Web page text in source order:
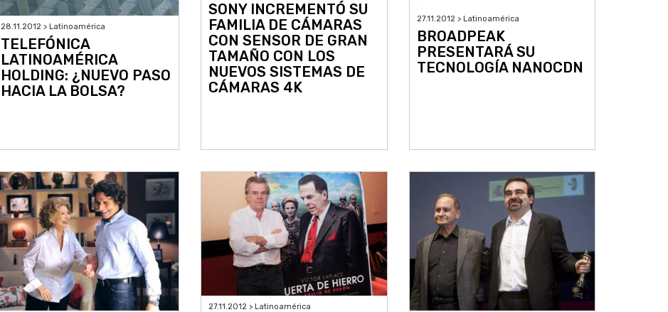
28.11.2012 > Latinoamérica
TELEFÓNICA
LATINOAMÉRICA
HOLDING: ¿NUEVO PASO
HACIA LA BOLSA?
SONY INCREMENTÓ SU
FAMILIA DE CÁMARAS
CON SENSOR DE GRAN
TAMAÑO CON LOS
NUEVOS SISTEMAS DE
CÁMARAS 4K
27.11.2012 > Latinoamérica
BROADPEAK
PRESENTARÁ SU
TECNOLOGÍA NANOCDN
27.11.2012 > Latinoamérica